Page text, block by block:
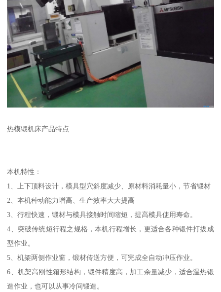
热模锻机床产品特点
本机特性：
1、上下顶料设计，模具型穴斜度减少、原材料消耗量小，节省锻材
2、本机种动能力增高、生产效率大大提高
3、行程快速，锻材与模具接触时间缩短，提高模具使用寿命。
4、突破传统短行程之规格，本机行程增长，更适合各种锻件打拔成
型作业。
5、机架两侧作业窗，锻材传送方便，可完成全自动冲压作业。
6、机架高刚性箱形结构，锻件精度高，加工余量减少，适合温热锻
造作业，也可以从事冷间锻造。